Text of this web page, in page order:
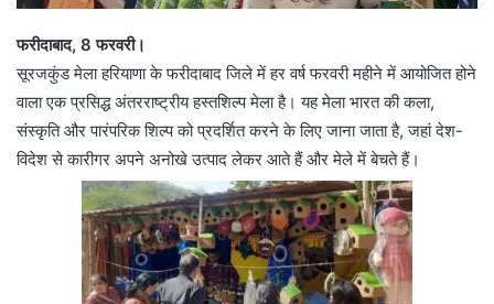
फरीदाबाद, 8 फरवरी।
सूरजकुंड मेला हरियाणा के फरीदाबाद जिले में हर वर्ष फरवरी महीने में आयोजित होने
वाला एक प्रसिद्ध अंतरराष्ट्रीय हस्तशिल्प मेला है। यह मेला भारत की कला,
संस्कृति और पारंपरिक शिल्प को प्रदर्शित करने के लिए जाना जाता है, जहां देश-
विदेश से कारीगर अपने अनोखे उत्पाद लेकर आते हैं और मेले में बेचते हैं।